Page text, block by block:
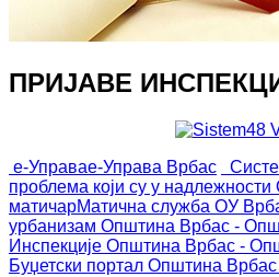
ПРИЈАВЕ
е-Управае-Управа Врбас
проблема који су у
матичарМатична служба ОУ
урбанизам Општина Врбас -
Инспекције Општина Врбас -
Буџетски портал Општина Врбас